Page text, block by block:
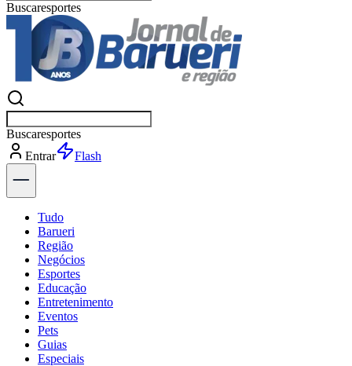
Buscarpolítica
Buscarpolítica
Entrar
Explorar
Tudo
Barueri
Região
Negócios
Esportes
Educação
Entretenimento
Eventos
Pets
Guias
Especiais